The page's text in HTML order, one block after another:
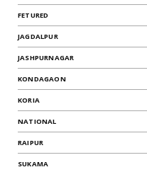
FETURED
JAGDALPUR
JASHPURNAGAR
KONDAGAON
KORIA
NATIONAL
RAIPUR
SUKAMA